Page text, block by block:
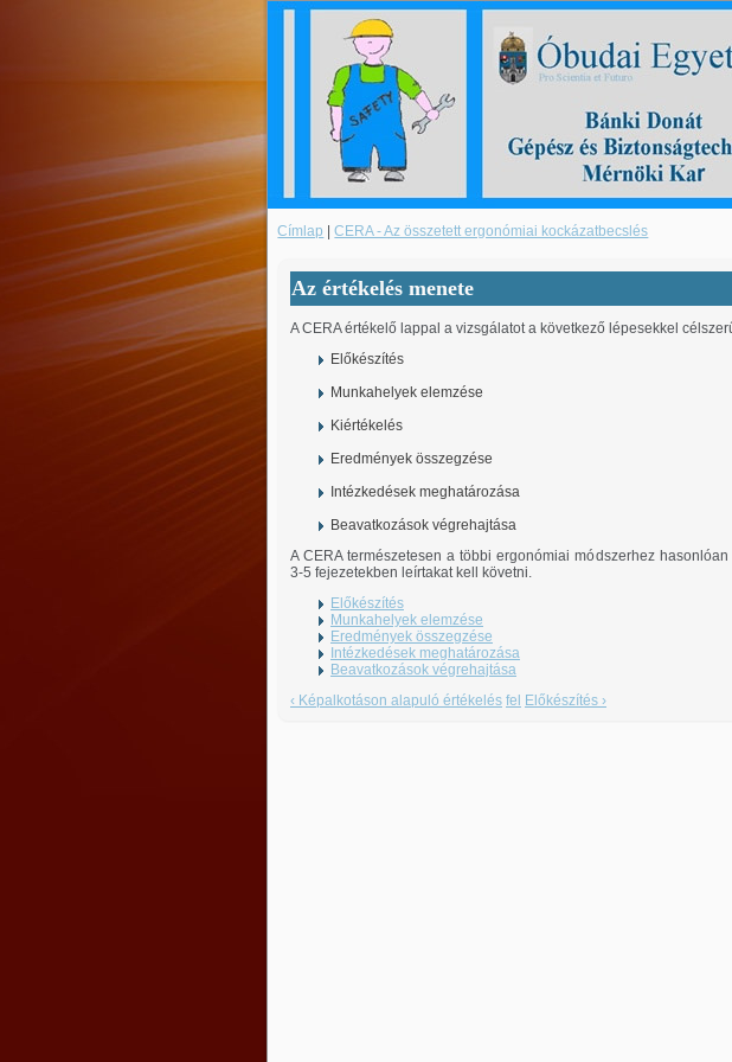
Címlap |CERA - Az összetett ergonómiai kockázatbecslés
Az értékelés menete
A CERA értékelő lappal a vizsgálatot a következő lépesekkel
Előkészítés
Munkahelyek elemzése
Kiértékelés
Eredmények összegzése
Intézkedések meghatározása
Beavatkozások végrehajtása
A CERA természetesen a többi ergonómiai módszerhez
3-5 fejezetekben leírtakat kell követni.
Előkészítés
Munkahelyek elemzése
Eredmények összegzése
Intézkedések meghatározása
Beavatkozások végrehajtása
‹ Képalkotáson alapuló értékelés fel Előkészítés ›